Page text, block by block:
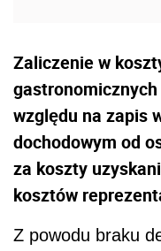
Zaliczenie w
względu na zapis
dochodowym od
za koszty
kosztów
Z powodu braku